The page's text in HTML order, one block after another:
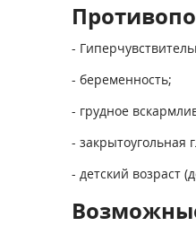
-
- беременность;
- грудное
- закрытоугольная
- детский возраст